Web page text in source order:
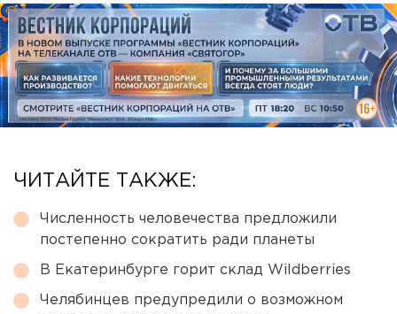
ЧИТАЙТЕ ТАКЖЕ:
Численность человечества предложили
постепенно сократить ради планеты
В Екатеринбурге горит склад Wildberries
Челябинцев предупредили о возможном